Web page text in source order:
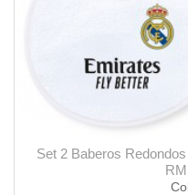
Set 2 Baberos